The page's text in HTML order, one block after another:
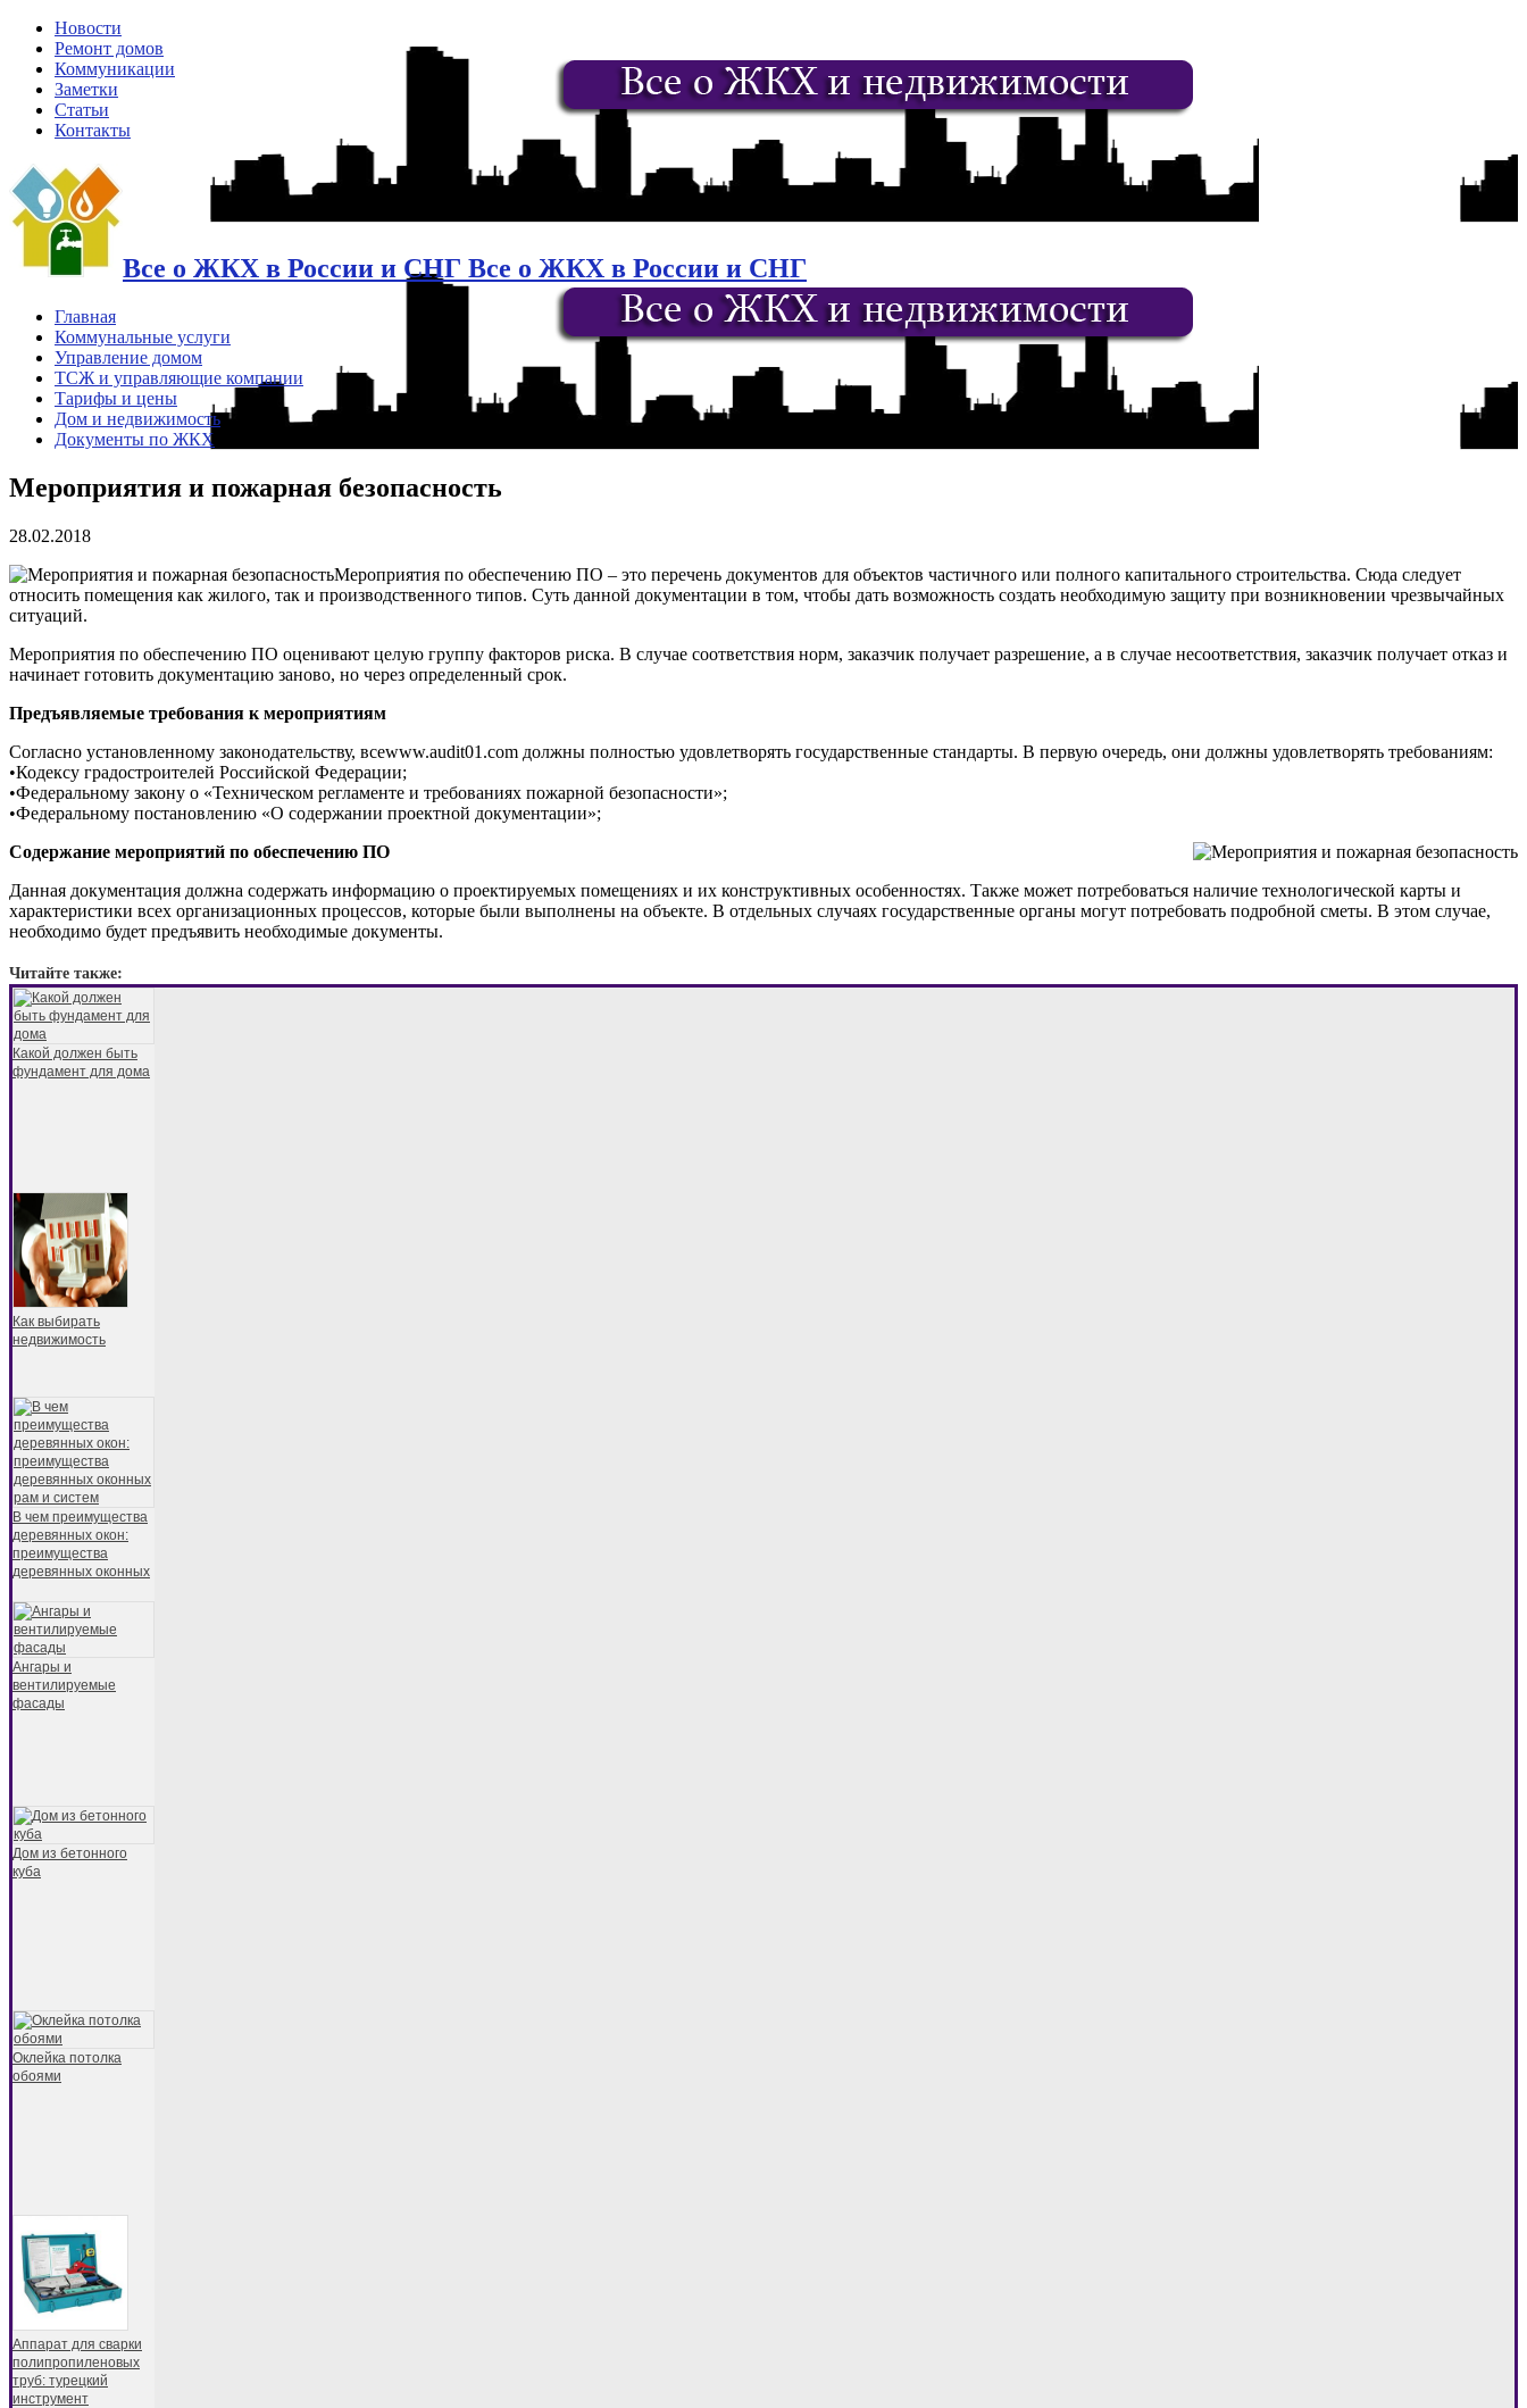
Новости
Ремонт домов
Коммуникации
Заметки
Статьи
Контакты
Все о ЖКХ в России и СНГ Все о ЖКХ в России и СНГ
Главная
Коммунальные услуги
Управление домом
ТСЖ и управляющие компании
Тарифы и цены
Дом и недвижимость
Документы по ЖКХ
Мероприятия и пожарная безопасность
28.02.2018
Мероприятия по обеспечению ПО – это перечень документов для объектов частичного или полного капитального строительства. Сюда следует
относить помещения как жилого, так и производственного типов. Суть данной документации в том, чтобы дать возможность создать необходимую защиту при возникновении чрезвычайных
ситуаций.
Мероприятия по обеспечению ПО оценивают целую группу факторов риска. В случае соответствия норм, заказчик получает разрешение, а в случае несоответствия, заказчик получает отказ и
начинает готовить документацию заново, но через определенный срок.
Предъявляемые требования к мероприятиям
Согласно установленному законодательству, всеwww.audit01.com должны полностью удовлетворять государственные стандарты. В первую очередь, они должны удовлетворять требованиям:
•Кодексу градостроителей Российской Федерации;
•Федеральному закону о «Техническом регламенте и требованиях пожарной безопасности»;
•Федеральному постановлению «О содержании проектной документации»;
Содержание мероприятий по обеспечению ПО
Данная документация должна содержать информацию о проектируемых помещениях и их конструктивных особенностях. Также может потребоваться наличие технологической карты и
характеристики всех организационных процессов, которые были выполнены на объекте. В отдельных случаях государственные органы могут потребовать подробной сметы. В этом случае,
необходимо будет предъявить необходимые документы.
Читайте также:
Какой должен быть
фундамент для дома
Как выбирать
недвижимость
В чем преимущества
деревянных окон:
преимущества
деревянных оконных
Ангары и
вентилируемые
фасады
Дом из бетонного
куба
Оклейка потолка
обоями
Аппарат для сварки
полипропиленовых
труб: турецкий
инструмент